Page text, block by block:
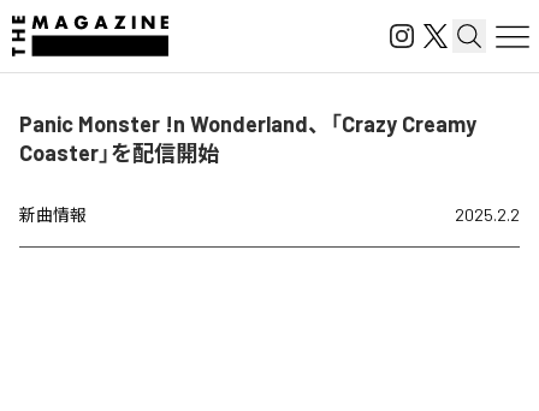
Panic Monster !n Wonderland、「Crazy Creamy
Coaster」を配信開始
新曲情報 2025.2.2